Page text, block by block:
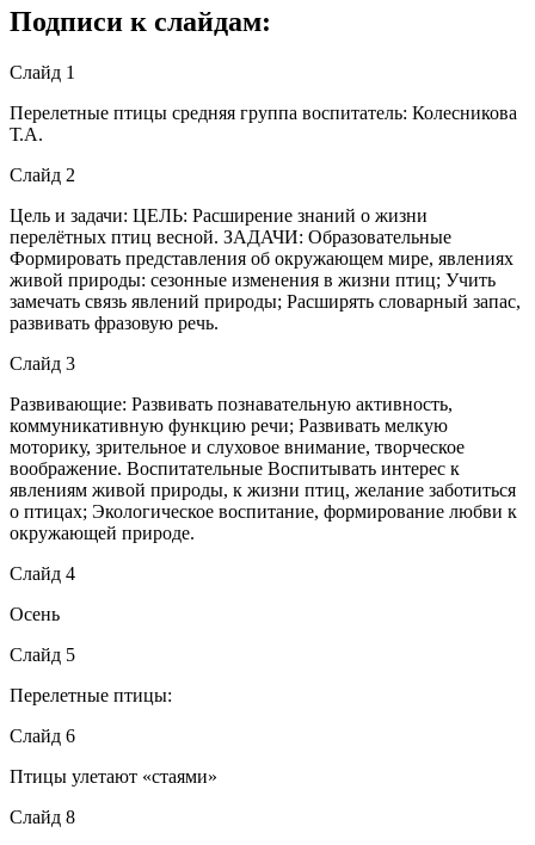
Подписи к слайдам:
Слайд 1
Перелетные птицы средняя группа воспитатель: Колесникова
Т.А.
Слайд 2
Цель и задачи: ЦЕЛЬ: Расширение знаний о жизни
перелётных птиц весной. ЗАДАЧИ: Образовательные
Формировать представления об окружающем мире, явлениях
живой природы: сезонные изменения в жизни птиц; Учить
замечать связь явлений природы; Расширять словарный запас,
развивать фразовую речь.
Слайд 3
Развивающие: Развивать познавательную активность,
коммуникативную функцию речи; Развивать мелкую
моторику, зрительное и слуховое внимание, творческое
воображение. Воспитательные Воспитывать интерес к
явлениям живой природы, к жизни птиц, желание заботиться
о птицах; Экологическое воспитание, формирование любви к
окружающей природе.
Слайд 4
Осень
Слайд 5
Перелетные птицы:
Слайд 6
Птицы улетают «стаями»
Слайд 8